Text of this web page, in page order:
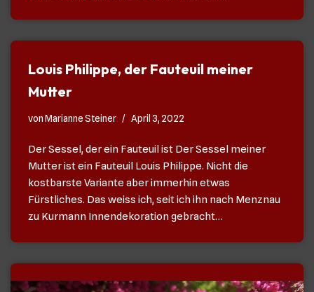
Louis Philippe, der Fauteuil meiner
Mutter
vonMarianne Steiner April 3, 2022
Der Sessel, der ein Fauteuil ist Der Sessel meiner
Mutter ist ein Fauteuil Louis Philippe. Nicht die
kostbarste Variante aber immerhin etwas
Fürstliches. Das weiss ich, seit ich ihn nach Menznau
zu Kurmann Innendekoration gebracht…